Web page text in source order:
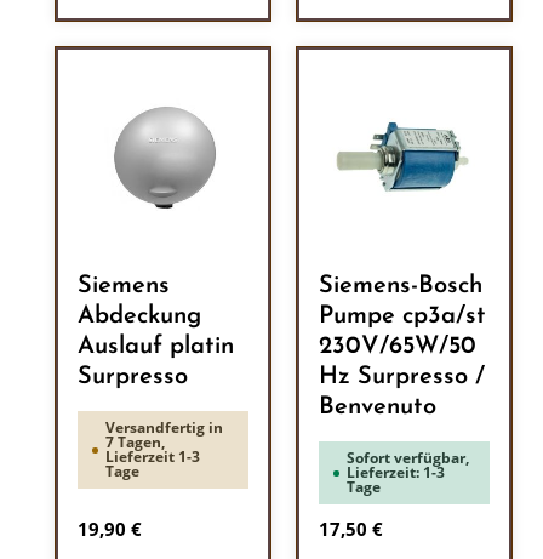
Siemens
Abdeckung
Auslauf platin
Surpresso
Versandfertig in
7 Tagen,
Lieferzeit 1-3
Tage
Regulärer Preis:
19,90 €
Siemens-Bosch
Pumpe cp3a/st
230V/65W/50
Hz Surpresso /
Benvenuto
Sofort verfügbar,
Lieferzeit: 1-3
Tage
Regulärer Preis:
17,50 €